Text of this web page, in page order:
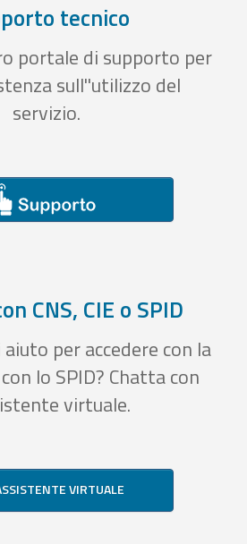
tecnico
portale di supporto per
sull''utilizzo del
servizio.
CNS, CIE o SPID
per accedere con la
con lo SPID? Chatta con
virtuale.
VIRTUALE